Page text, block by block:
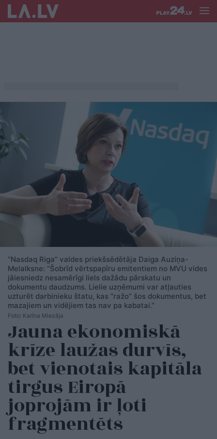
“Nasdaq Riga” valdes priekšsēdētāja Daiga Auziņa-
Melalksne: “Šobrīd vērtspapīru emitentiem no MVU vides
jāiesniedz nesamērīgi liels dažādu pārskatu un
dokumentu daudzums. Lielie uzņēmumi var atļauties
uzturēt darbinieku štatu, kas “ražo” šos dokumentus, bet
mazajiem un vidējiem tas nav pa kabatai.”
Foto: Karīna Miezāja
Jauna ekonomiskā
krīze laužas durvīs,
bet vienotais kapitāla
tirgus Eiropā
joprojām ir ļoti
fragmentēts